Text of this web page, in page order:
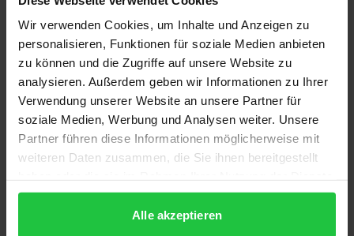
Wir verwenden Cookies, um Inhalte und Anzeigen zu
personalisieren, Funktionen für soziale Medien anbieten
zu können und die Zugriffe auf unsere Website zu
analysieren. Außerdem geben wir Informationen zu Ihrer
Verwendung unserer Website an unsere Partner für
soziale Medien, Werbung und Analysen weiter. Unsere
Partner führen diese Informationen möglicherweise mit
weiteren Daten zusammen, die Sie ihnen bereitgestellt
gesammelt haben.
Alle akzeptieren
Harenberg redaktionell verantwortet wurde. Die
Herausgeber – ein General und ein Friedensforscher
– haben aus Manuskripten dieser einzigartigen
Sendung einen Karl-Heinz Harenberg gewidmeten
Reader zusammengestellt, in dem Sicherheitspolitik
kritisch diskutiert und kommentiert wird.
Wissenschaftler, Journalisten und Offiziere greifen
Themen auf, die nach dem 11. September an
Verteidigungsbündnis zum weltweiten